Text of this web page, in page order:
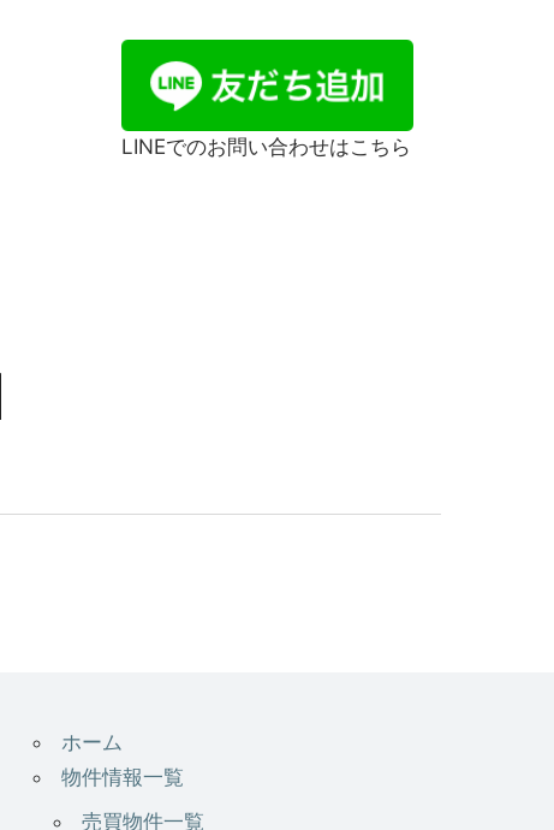
LINEでのお問い合わせはこちら
ホーム
物件情報一覧
売買物件一覧